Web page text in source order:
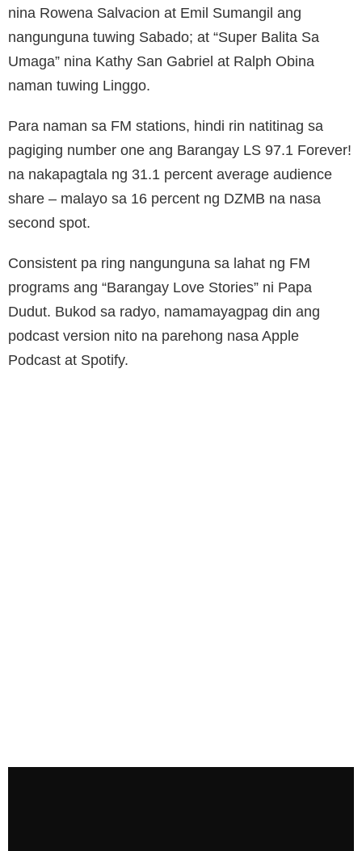
nina Rowena Salvacion at Emil Sumangil ang
nangunguna tuwing Sabado; at “Super Balita Sa
Umaga” nina Kathy San Gabriel at Ralph Obina
naman tuwing Linggo.
Para naman sa FM stations, hindi rin natitinag sa
pagiging number one ang Barangay LS 97.1 Forever!
na nakapagtala ng 31.1 percent average audience
share – malayo sa 16 percent ng DZMB na nasa
second spot.
Consistent pa ring nangunguna sa lahat ng FM
programs ang “Barangay Love Stories” ni Papa
Dudut. Bukod sa radyo, namamayagpag din ang
podcast version nito na parehong nasa Apple
Podcast at Spotify.